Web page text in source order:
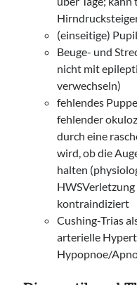
(einseitige)
Beuge- und
nicht mit
verwechseln)
fehlendes
fehlender
durch eine
wird, ob die
halten
kontraindiziert
Cushing-Trias
arterielle
Hypopnoe/